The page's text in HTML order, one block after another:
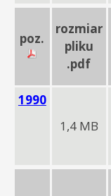
poz.
rozmiar
pliku
.pdf
1990
1,4 MB